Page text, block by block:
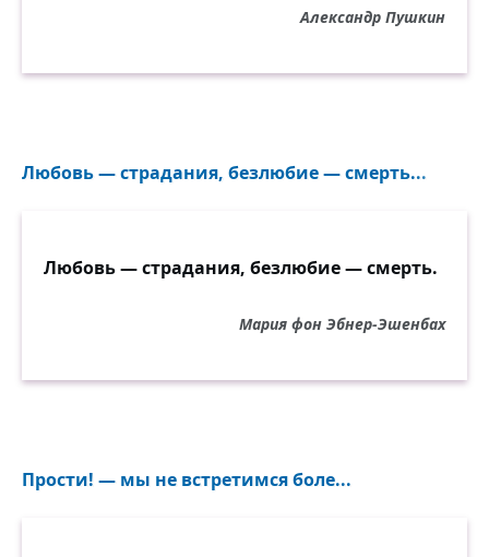
Александр Пушкин
Любовь — страдания, безлюбие — смерть...
Любовь — страдания, безлюбие — смерть.
Мария фон Эбнер-Эшенбах
Прости! — мы не встретимся боле...